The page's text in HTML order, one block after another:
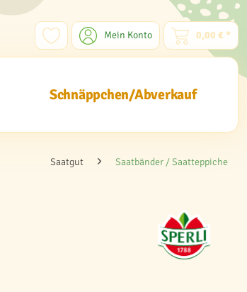
Mein Konto 0,00 € *
Schnäppchen/Abverkauf
Saatgut Saatbänder / Saatteppiche